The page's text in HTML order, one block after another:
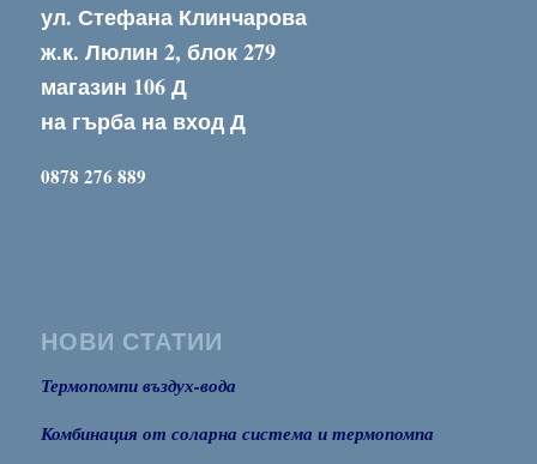
ул. Стефана Клинчарова
ж.к. Люлин 2, блок 279
магазин 106 Д
на гърба на вход Д
0878 276 889
НОВИ СТАТИИ
Термопомпи въздух-вода
Комбинация от соларна система и термопомпа